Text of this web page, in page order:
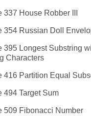
337 House Robber III
354 Russian Doll
395 Longest Substring
Characters
416 Partition Equal
494 Target Sum
509 Fibonacci Number